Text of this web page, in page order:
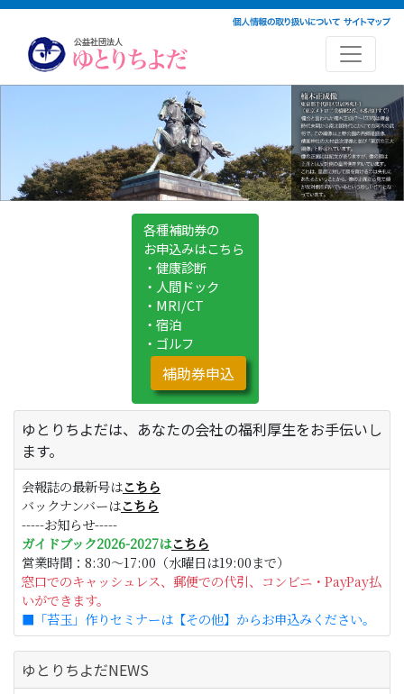
各種補助券の
お申込みはこちら
・健康診断
・人間ドック
・MRI/CT
・宿泊
・ゴルフ
補助券申込
ゆとりちよだは、あなたの会社の福利厚生をお手伝いし
ます。
会報誌の最新号はこちら
バックナンバーはこちら
-----お知らせ-----
ガイドブック2026-2027はこちら
営業時間：8:30～17:00（水曜日は19:00まで）
窓口でのキャッシュレス、郵便での代引、コンビニ・PayPay払
いができます。
■「苔玉」作りセミナーは【その他】からお申込みください。
ゆとりちよだNEWS